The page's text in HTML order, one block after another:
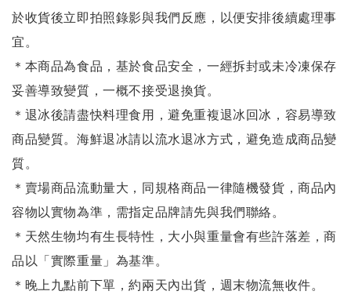
於收貨後立即拍照錄影與我們反應，以便安排後續處理事
宜。
＊本商品為食品，基於食品安全，一經拆封或未冷凍保存
妥善導致變質，一概不接受退換貨。
＊退冰後請盡快料理食用，避免重複退冰回冰，容易導致
商品變質。海鮮退冰請以流水退冰方式，避免造成商品變
質。
＊賣場商品流動量大，同規格商品一律隨機發貨，商品內
容物以實物為準，需指定品牌請先與我們聯絡。
＊天然生物均有生長特性，大小與重量會有些許落差，商
品以「實際重量」為基準。
＊晚上九點前下單，約兩天內出貨，週末物流無收件。